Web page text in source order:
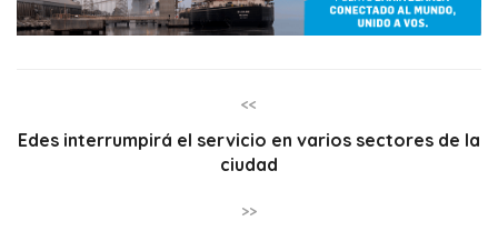
<<
Edes interrumpirá el servicio en varios sectores de la
ciudad
>>